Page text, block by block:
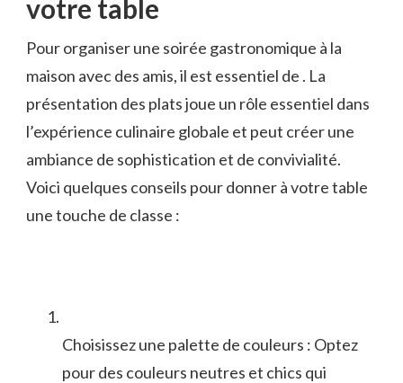
votre table
Pour organiser une soirée ⁤gastronomique à la
maison avec⁣ des amis, il est essentiel de⁢ . La
présentation des⁢ plats joue un rôle essentiel dans
l’expérience culinaire globale et peut créer une
⁤ambiance de sophistication et de‍ convivialité.
Voici quelques conseils pour ⁣donner ‍à votre table
une touche de classe⁤ :
Choisissez une palette de‌ couleurs : Optez
pour des ‍couleurs neutres et chics qui